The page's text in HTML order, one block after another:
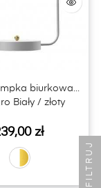
biurkowa
Biały / złoty
zł
FILTRUJ